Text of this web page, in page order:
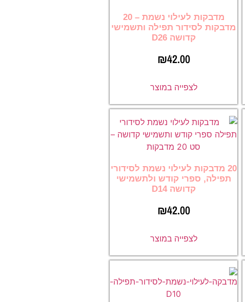
מדבקות לעילוי נשמת – 20
מדבקות לסידור תפילה ותשמישי
קדושה D26
₪42.00
לצפייה במוצר
20 מדבקות לעילוי נשמת לסידורי
תפילה, ספרי קודש ולתשמישי
קדושה D14
₪42.00
לצפייה במוצר